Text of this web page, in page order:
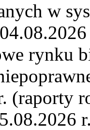
w
rynku
(raporty